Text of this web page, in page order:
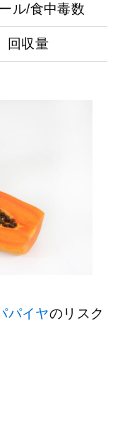
ル/食中毒数
回収量
パイヤのリスク